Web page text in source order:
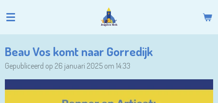
direct
naar
hoofdinhoud
Beau Vos komt naar Gorredijk
Gepubliceerd op 26 januari 2025 om 14:33